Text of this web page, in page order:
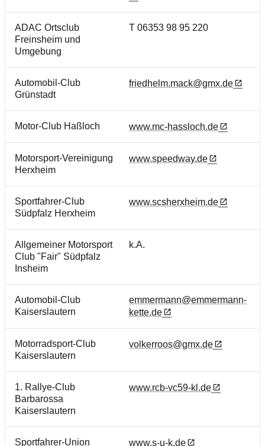
ADAC Ortsclub
Freinsheim und
Umgebung
T 06353 98 95 220
Automobil-Club
Grünstadt
friedhelm.mack@gmx.de
Motor-Club Haßloch www.mc-hassloch.de
Motorsport-Vereinigung
Herxheim
www.speedway.de
Sportfahrer-Club
Südpfalz Herxheim
www.scsherxheim.de
Allgemeiner Motorsport
Club "Fair" Südpfalz
Insheim
k.A.
Automobil-Club
Kaiserslautern
emmermann@emmermann-
kette.de
Motorradsport-Club
Kaiserslautern
volkerroos@gmx.de
1. Rallye-Club
Barbarossa
Kaiserslautern
www.rcb-vc59-kl.de
Sportfahrer-Union www.s-u-k.de